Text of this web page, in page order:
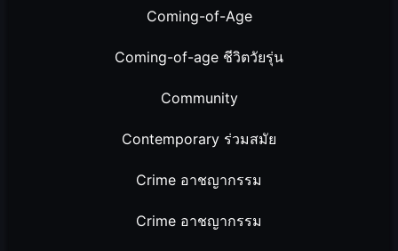
Coming-of-Age
Coming-of-age ชีวิตวัยรุ่น
Community
Contemporary ร่วมสมัย
Crime อาชญากรรม
Crime อาชญากรรม